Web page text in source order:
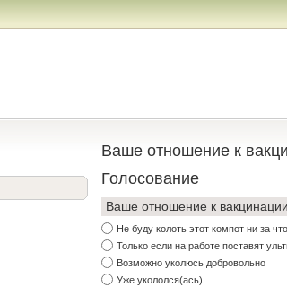
Ваше отношение к
Голосование
Ваше отношение к вакцинации
Не буду колоть этот компот ни за что
Только если на работе поставят
Возможно уколюсь добровольно
Уже укололся(ась)